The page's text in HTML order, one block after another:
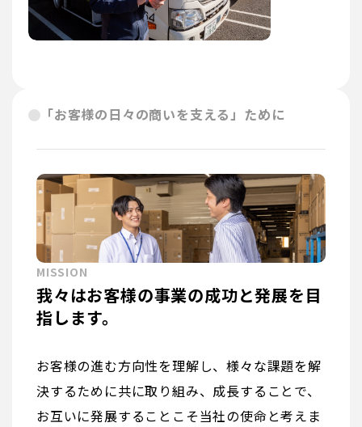
「お客様の日々の商いを支える」ために
MISSION
我々はお客様の事業の成功と発展を目
指します。
お客様の進む方向性を理解し、様々な課題を解
決するために共に取り組み、成長することで、
お互いに発展することこそ当社の使命と考えま